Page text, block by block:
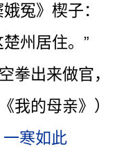
冤》楔子：
州居住。”
拳出来做官，
我的母亲》）
一寒如此